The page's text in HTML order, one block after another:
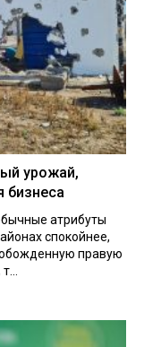
урожай,
бизнеса
атрибуты
спокойнее,
правую